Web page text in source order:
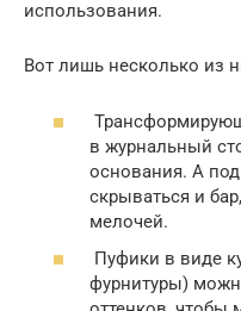
использования.
Вот лишь несколько из
в журнальный
основания. А
скрываться и
мелочей.
Пуфики в виде
фурнитуры)